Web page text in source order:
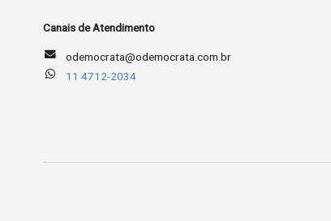
Canais de Atendimento
odemocrata@odemocrata.com.br
11 4712-2034